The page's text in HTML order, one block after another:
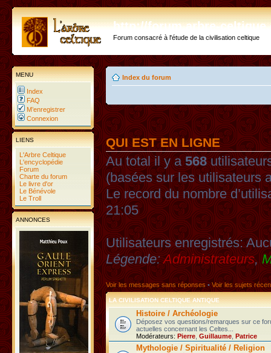
http://forum.arbre-
Forum consacré à l'étude de la civilisation celtique
MENU
Index
FAQ
M’enregistrer
Connexion
LIENS
L'Arbre Celtique
L'encyclopédie
Forum
Charte du forum
Le livre d'or
Le Bénévole
Le Troll
ANNONCES
Index du forum
QUI EST EN LIGNE
Au total il y a568
(basées sur les utilisateurs
Le record du nombre
21:05
Utilisateurs enregistrés:
Légende:Administrateurs,
Voir les messages sans réponses•Voir les sujets
LA CIVILISATION CELTIQUE ANTIQUE
Histoire / Archéologie
Déposez vos questions/remarques sur ce
actuelles concernant les Celtes...
Modérateurs: Pierre Guillaume Patrice
Mythologie / Spiritualité / Religion